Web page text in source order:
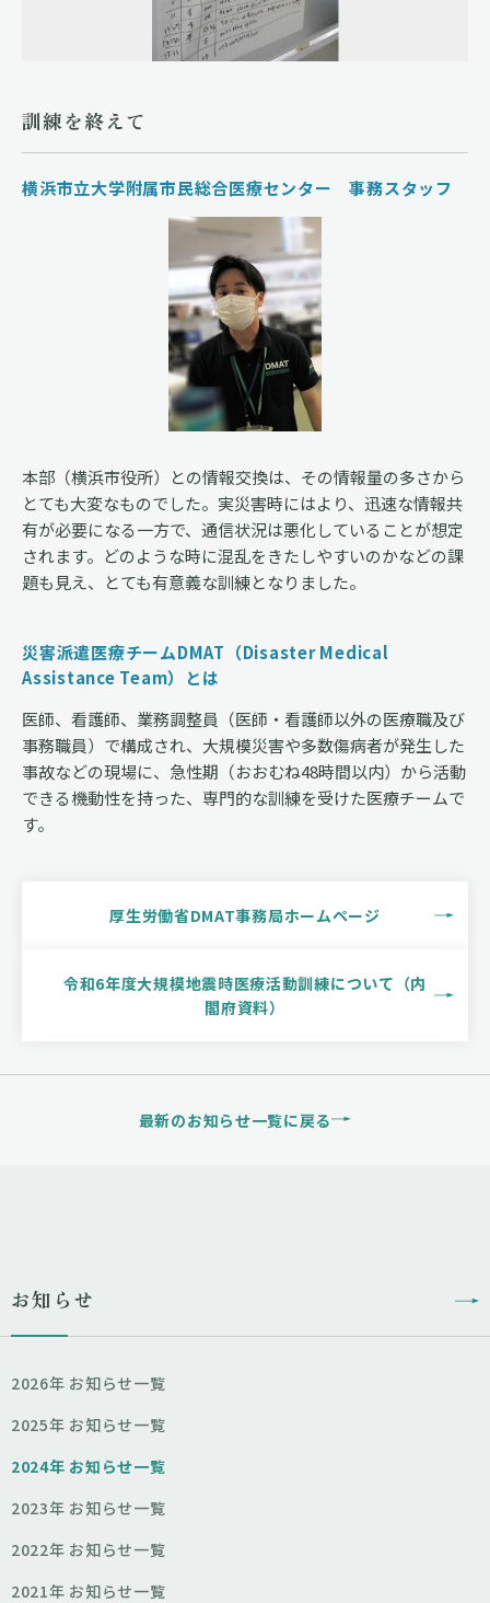
訓練を終えて
横浜市立大学附属市民総合医療センター 事務スタッフ
本部（横浜市役所）との情報交換は、その情報量の多さから
とても大変なものでした。実災害時にはより、迅速な情報共
有が必要になる一方で、通信状況は悪化していることが想定
されます。どのような時に混乱をきたしやすいのかなどの課
題も見え、とても有意義な訓練となりました。
災害派遣医療チームDMAT（Disaster Medical
Assistance Team）とは
医師、看護師、業務調整員（医師・看護師以外の医療職及び
事務職員）で構成され、大規模災害や多数傷病者が発生した
事故などの現場に、急性期（おおむね48時間以内）から活動
できる機動性を持った、専門的な訓練を受けた医療チームで
す。
厚生労働省DMAT事務局ホームページ
令和6年度大規模地震時医療活動訓練について（内
閣府資料）
最新のお知らせ一覧に戻る
お知らせ
2026年 お知らせ一覧
2025年 お知らせ一覧
2024年 お知らせ一覧
2023年 お知らせ一覧
2022年 お知らせ一覧
2021年 お知らせ一覧